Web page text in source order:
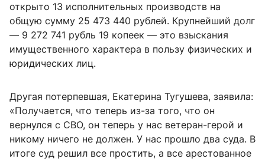
открыто 13 исполнительных производств на
общую сумму 25 473 440 рублей. Крупнейший долг
— 9 272 741 рубль 19 копеек — это взыскания
имущественного характера в пользу физических и
юридических лиц.
Другая потерпевшая, Екатерина Тугушева, заявила:
«Получается, что теперь из-за того, что он
вернулся с СВО, он теперь у нас ветеран-герой и
никому ничего не должен. У нас прошло два суда. В
итоге суд решил все простить, а все арестованное